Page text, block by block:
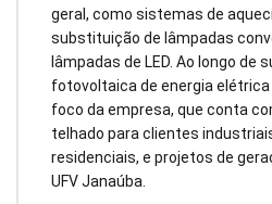
geral, como sistemas de
substituição de lâmpadas
lâmpadas de LED. Ao longo de
fotovoltaica de energia elétrica
foco da empresa, que conta
telhado para clientes
residenciais, e projetos de
UFV Janaúba.